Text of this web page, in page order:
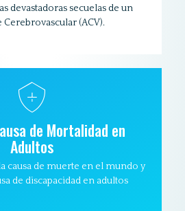
devastadoras secuelas de un
Cerebrovascular (ACV).
de Mortalidad en
Adultos
causa de muerte en el mundo y
de discapacidad en adultos